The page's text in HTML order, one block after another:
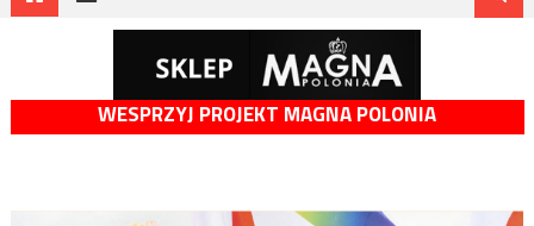
WESPRZYJ PROJEKT MAGNA POLONIA